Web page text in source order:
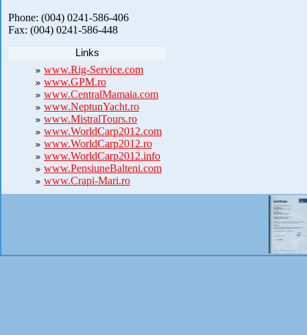
Phone: (004) 0241-586-406
Fax: (004) 0241-586-448
Links
www.Rig-Service.com
www.GPM.ro
www.CentralMamaia.com
www.NeptunYacht.ro
www.MistralTours.ro
www.WorldCarp2012.com
www.WorldCarp2012.ro
www.WorldCarp2012.info
www.PensiuneBalteni.com
www.Crapi-Mari.ro